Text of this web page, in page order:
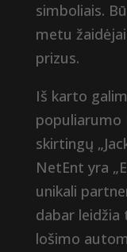
simboliais.
metu
prizus.
Iš karto
populiarumo
skirtingų
NetEnt yra
unikali
dabar leidžia
lošimo